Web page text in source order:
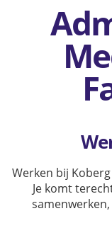
Werken bij
Je komt